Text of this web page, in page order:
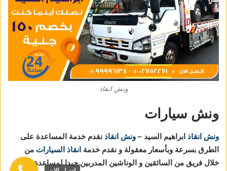
ونش انقاذ
ونش سيارات
ونش انقاذ ابراهيم السيد – ونش انقاذ نقدم خدمة المساعدة على
الطرق بسرعة وبأسعار معقولة و نقدم خدمة انقاذ السيارات من
خلال فريق من السائقين و الوناشين المدربين جيدا لمساعدة على